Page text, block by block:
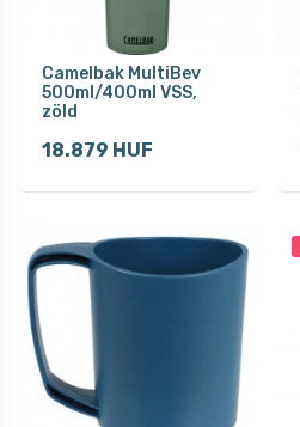
Camelbak MultiBev
500ml/400ml VSS,
zöld
18.879 HUF